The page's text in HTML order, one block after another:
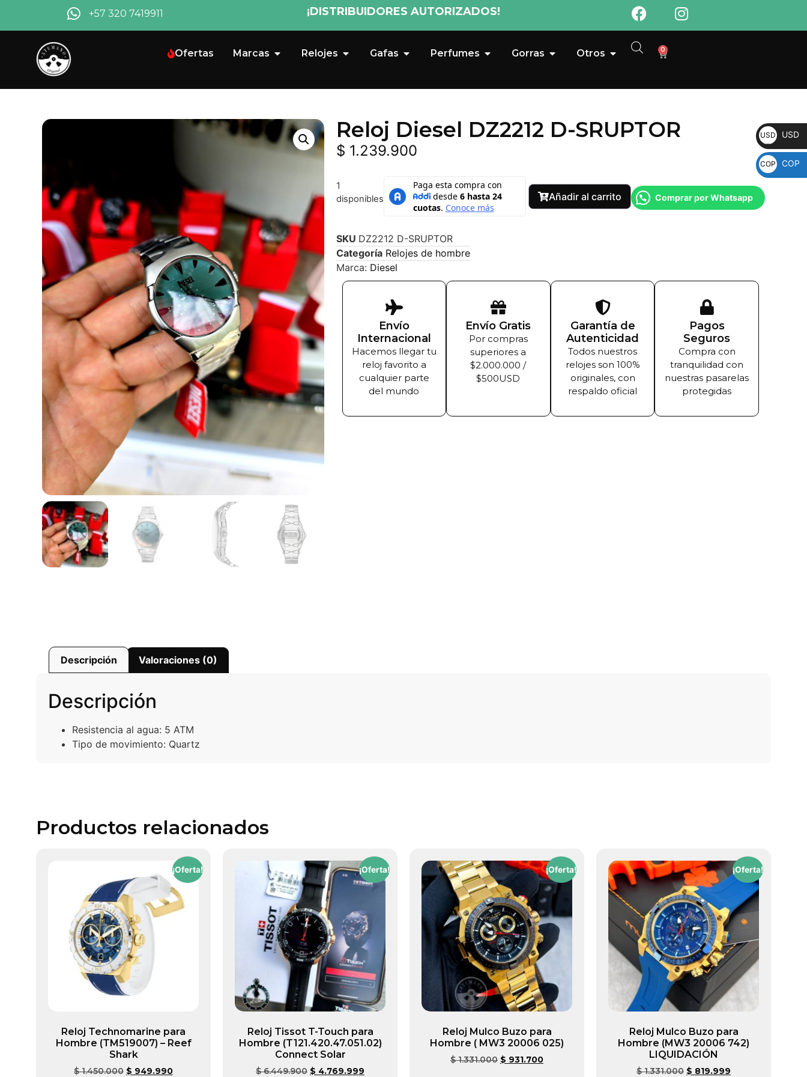
+57 320 7419911 ¡DISTRIBUIDORES AUTORIZADOS!
Ofertas Marcas Relojes Gafas Perfumes Gorras Otros 0
Reloj Diesel DZ2212 D-SRUPTOR
$ 1.239.900
1
disponibles
Añadir al carrito Comprar por Whatsapp
SKU DZ2212 D-SRUPTOR
Categoría Relojes de hombre
Marca: Diesel
Envío
Internacional
Hacemos llegar tu
reloj favorito a
cualquier parte
del mundo
Envío Gratis
Por compras
superiores a
$2.000.000 /
$500USD
Garantía de
Autenticidad
Todos nuestros
relojes son 100%
originales, con
respaldo oficial
Pagos
Seguros
Compra con
tranquilidad con
nuestras pasarelas
protegidas
Descripción Valoraciones (0)
Descripción
Resistencia al agua: 5 ATM
Tipo de movimiento: Quartz
Productos relacionados
¡Oferta!
Reloj Technomarine para
Hombre (TM519007) – Reef
Shark
$1.450.000 $ 949.990
¡Oferta!
Reloj Tissot T-Touch para
Hombre (T121.420.47.051.02)
Connect Solar
$6.449.900 $ 4.769.999
¡Oferta!
Reloj Mulco Buzo para
Hombre ( MW3 20006 025)
$1.331.000 $ 931.700
¡Oferta!
Reloj Mulco Buzo para
Hombre (MW3 20006 742)
LIQUIDACIÓN
$1.331.000 $ 819.999
USD USD
COP COP